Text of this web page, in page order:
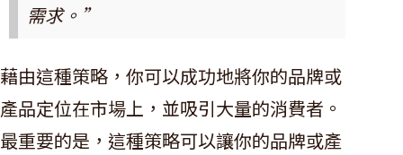
需求。”
藉由這種策略，你可以成功地將你的品牌或
產品定位在市場上，並吸引大量的消費者。
最重要的是，這種策略可以讓你的品牌或產